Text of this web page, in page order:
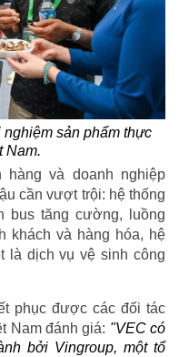
sản phẩm thực
Nam.
hàng và doanh nghiệp
cần vượt trội: hệ thống
bus tăng cường, luồng
khách và hàng hóa, hệ
là dịch vụ vệ sinh công
phục được các đối tác
Nam đánh giá: "VEC có
bởi Vingroup, một tổ